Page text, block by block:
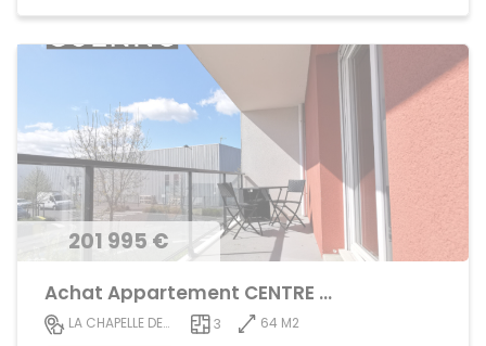
201 995 €
Achat Appartement CENTRE VILLE
LA CHAPELLE DES FOUGERETZ 3
64 M2